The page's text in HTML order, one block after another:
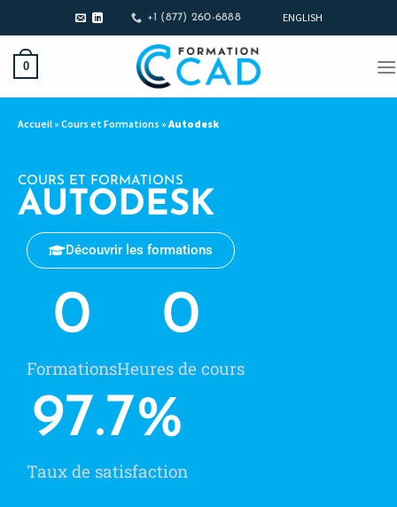
+1 (877) 260-6888 ENGLISH
0
Accueil » Cours et Formations » Autodesk
COURS ET FORMATIONS
AUTODESK
Découvrir les formations
Formations
0
Heures de cours
0
Taux de satisfaction
97.7%